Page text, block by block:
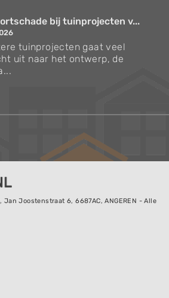
bij tuinprojecten v...
tuinprojecten gaat veel
uit naar het ontwerp, de
, Jan Joostenstraat 6, 6687AC, ANGEREN - Alle